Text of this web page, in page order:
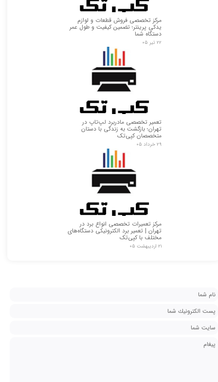
مرکز تخصصی فروش قطعات و لوازم
یدکی پرینتر؛ تضمین کیفیت و طول عمر
دستگاه شما
۲۲ تیر ۰۵
تعمیر تخصصی مادربرد لپ‌تاپ در
تهران؛ بازگشت به زندگی با دستان
متخصصان کپی‌تک
۲۹ خرداد ۰۵
مرکز تعمیرات تخصصی انواع برد در
تهران | تعمیر برد الکترونیکی دستگاه‌های
مختلف با کپی‌تک
۲۱ اردیبهشت ۰۵